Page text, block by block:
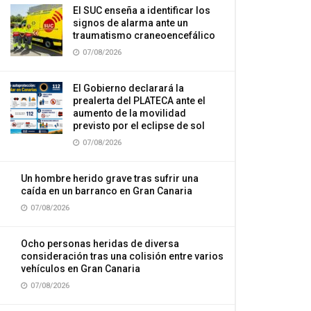
El SUC enseña a identificar los
signos de alarma ante un
traumatismo craneoencefálico
07/08/2026
El Gobierno declarará la
prealerta del PLATECA ante el
aumento de la movilidad
previsto por el eclipse de sol
07/08/2026
Un hombre herido grave tras sufrir una
caída en un barranco en Gran Canaria
07/08/2026
Ocho personas heridas de diversa
consideración tras una colisión entre varios
vehículos en Gran Canaria
07/08/2026